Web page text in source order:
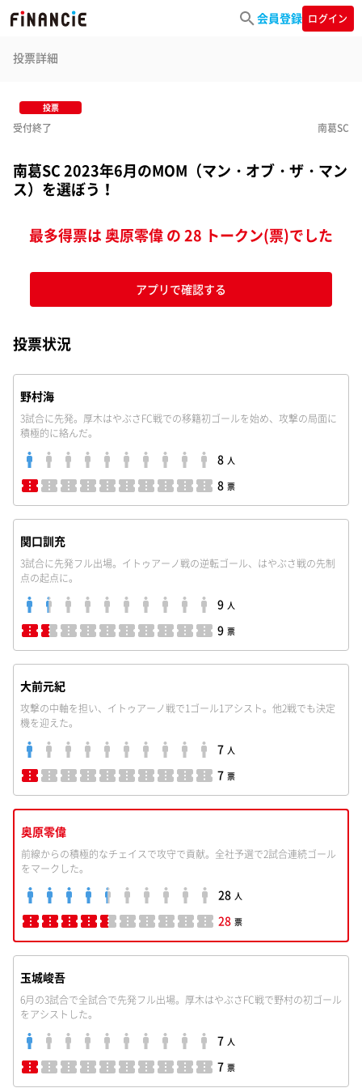
会員登録 ログイン
投票詳細
投票
受付終了 南葛SC
南葛SC 2023年6月のMOM（マン・オブ・ザ・マン
ス）を選ぼう！
最多得票は 奥原零偉 の 28 トークン(票)でした
アプリで確認する
投票状況
野村海
3試合に先発。厚木はやぶさFC戦での移籍初ゴールを始め、攻撃の局面に
積極的に絡んだ。
8 人
8 票
関口訓充
3試合に先発フル出場。イトゥアーノ戦の逆転ゴール、はやぶさ戦の先制
点の起点に。
9 人
9 票
大前元紀
攻撃の中軸を担い、イトゥアーノ戦で1ゴール1アシスト。他2戦でも決定
機を迎えた。
7 人
7 票
奥原零偉
前線からの積極的なチェイスで攻守で貢献。全社予選で2試合連続ゴール
をマークした。
28 人
28 票
玉城峻吾
6月の3試合で全試合で先発フル出場。厚木はやぶさFC戦で野村の初ゴール
をアシストした。
7 人
7 票